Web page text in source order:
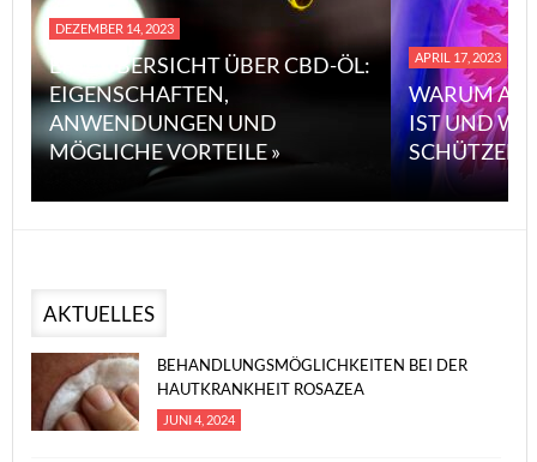
DEZEMBER 14, 2023
EINE ÜBERSICHT ÜBER CBD-ÖL:
EIGENSCHAFTEN,
ANWENDUNGEN UND
MÖGLICHE VORTEILE »
APRIL 17, 2023
WARUM
IST UND
SCHÜTZEN
AKTUELLES
BEHANDLUNGSMÖGLICHKEITEN BEI DER
HAUTKRANKHEIT ROSAZEA
JUNI 4, 2024